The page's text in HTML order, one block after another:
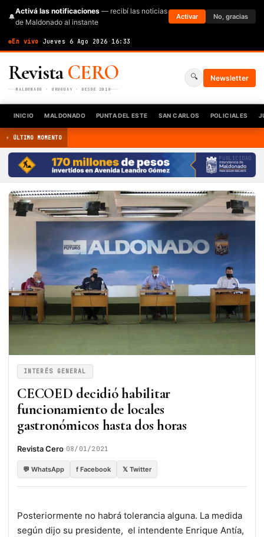
🔔
Activá las notificaciones — recibí las noticias
de Maldonado al instante
Activar No, gracias
En vivo · Jueves 6 Ago 2026 · 16:33
RevistaCERO
MALDONADO · URUGUAY · DESDE 2010
🔍 Newsletter
INICIO MALDONADO PUNTA DEL ESTE SAN CARLOS POLICIALES
⚡ ÚLTIMO MOMENTO
PUBLICIDAD
INTERÉS GENERAL
CECOED decidió habilitar
funcionamiento de locales
gastronómicos hasta dos horas
Revista Cero·08/01/2021
💬 WhatsApp f Facebook 𝕏 Twitter
Posteriormente no habrá tolerancia alguna. La medida
según dijo su presidente, el intendente Enrique Antía,